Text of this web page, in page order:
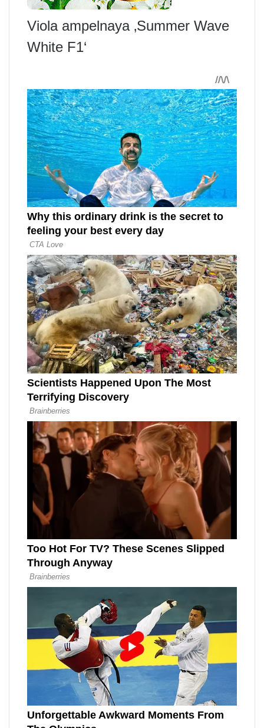
Viola ampelnaya ‚Summer Wave
White F1‘